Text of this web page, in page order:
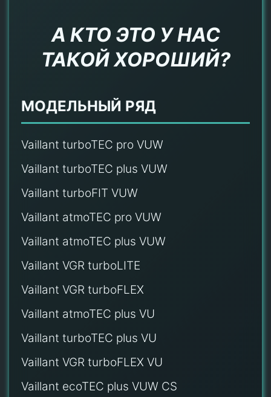
А КТО ЭТО У НАС
ТАКОЙ ХОРОШИЙ?
МОДЕЛЬНЫЙ РЯД
Vaillant turboTEC pro VUW
Vaillant turboTEC plus VUW
Vaillant turboFIT VUW
Vaillant atmoTEC pro VUW
Vaillant atmoTEC plus VUW
Vaillant VGR turboLITE
Vaillant VGR turboFLEX
Vaillant atmoTEC plus VU
Vaillant turboTEC plus VU
Vaillant VGR turboFLEX VU
Vaillant ecoTEC plus VUW CS